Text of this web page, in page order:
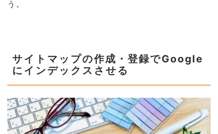
う。
サイトマップの作成・登録でGoogle
にインデックスさせる